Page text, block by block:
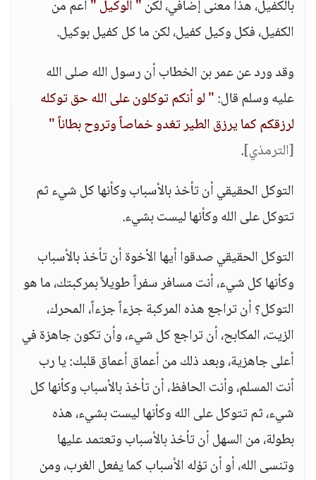
بالكفيل، هذا معنى إضافي، لكن" الوكيل "أعم من
الكفيل، فكل وكيل كفيل، لكن ما كل كفيل بوكيل.
وقد ورد عن عمر بن الخطاب أن رسول الله صلى الله
عليه وسلم قال:" لو أنكم توكلون على الله حق توكله
لرزقكم كما يرزق الطير تغدو خماصاً وتروح بطاناً "
[الترمذي].
التوكل الحقيقي أن تأخذ بالأسباب وكأنها كل شيء ثم
تتوكل على الله وكأنها ليست بشيء.
التوكل الحقيقي صدقوا أيها الأخوة أن تأخذ بالأسباب
وكأنها كل شيء، أنت مسافر سفراً طويلاً بمركبتك، ما هو
التوكل؟ أن تراجع هذه المركبة جزءاً جزءاً، المحرك،
الزيت، المكابح، أن تراجع كل شيء، وأن تكون جاهزة في
أعلى جاهزية، وبعد ذلك من أعماق أعماق قلبك: يا رب
أنت المسلم، وأنت الحافظ، أن تأخذ بالأسباب وكأنها كل
شيء، ثم تتوكل على الله وكأنها ليست بشيء، هذه
بطولة، من السهل أن تأخذ بالأسباب وتعتمد عليها
وتنسى الله، أو أن تؤله الأسباب كما يفعل الغرب، ومن